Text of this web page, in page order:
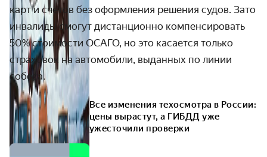
карт и счетов без оформления решения судов. Зато
инвалиды смогут дистанционно компенсировать
50% стоимости ОСАГО, но это касается только
страховок на автомобили, выданных по линии
собеса.
Все изменения техосмотра в России:
цены вырастут, а ГИБДД уже
ужесточили проверки